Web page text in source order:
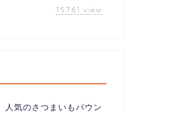
15761 view
人気のさつまいもパウン